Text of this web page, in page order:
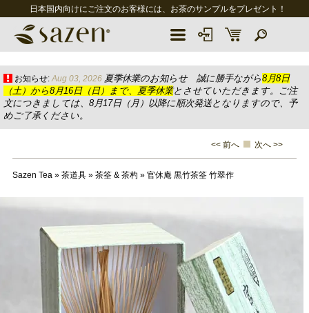
日本国内向けにご注文のお客様には、お茶のサンプルをプレゼント！
お知らせ: Aug 03, 2026 夏季休業のお知らせ 誠に勝手ながら8月8日
（土）から8月16日（日）まで、夏季休業とさせていただきます。ご注
文につきましては、8月17日（月）以降に順次発送となりますので、予
めご了承ください。
<< 前へ 次へ >>
Sazen Tea» 茶道具» 茶筌 & 茶杓 » 官休庵 黒竹茶筌 竹翠作